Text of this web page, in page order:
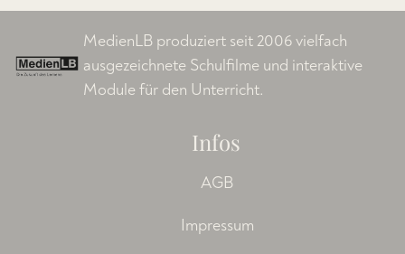
MedienLB produziert seit 2006 vielfach
ausgezeichnete Schulfilme und interaktive
Module für den Unterricht.
Infos
AGB
Impressum